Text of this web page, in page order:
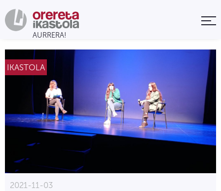
IKASTOLA
2021-11-03